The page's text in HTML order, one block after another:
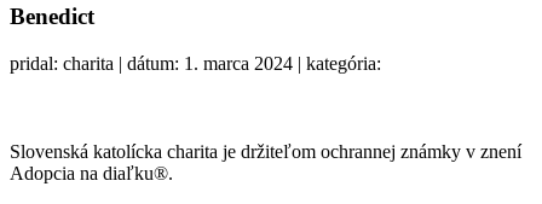
Benedict
pridal: charita | dátum: 1. marca 2024 | kategória:
Slovenská katolícka charita je držiteľom ochrannej známky v znení
Adopcia na diaľku®.